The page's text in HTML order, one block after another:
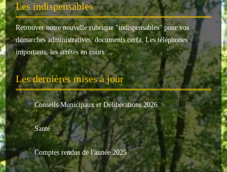
Guide annuel
Histoire
Galerie
LA MAIRIE
Horaires
Agence postale
Le conseil municipal
Les élus
Les indispensables
Retrouver notre nouvelle rubrique "indispensables" pour vos
démarches administratives, documents cerfa, Les téléphones
importants, les arrêtés en cours ...
Les dernières mises à jour
Conseils Municipaux et Délibérations 2026
Santé
Comptes rendus de l'année 2025